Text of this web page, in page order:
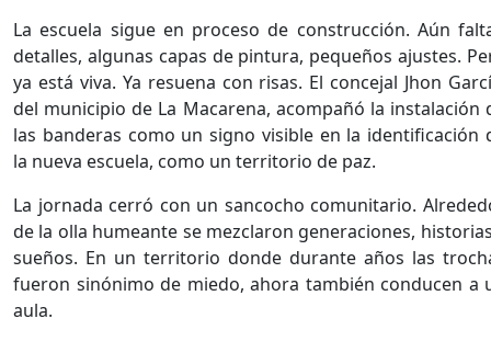
La escuela sigue en proceso de construcción. Aún
detalles, algunas capas de pintura, pequeños ajustes.
ya está viva. Ya resuena con risas. El concejal Jhon
del municipio de La Macarena, acompañó la instalación
las banderas como un signo visible en la identificación
la nueva escuela, como un territorio de paz.
La jornada cerró con un sancocho comunitario.
de la olla humeante se mezclaron generaciones,
sueños. En un territorio donde durante años las
fueron sinónimo de miedo, ahora también conducen a
aula.